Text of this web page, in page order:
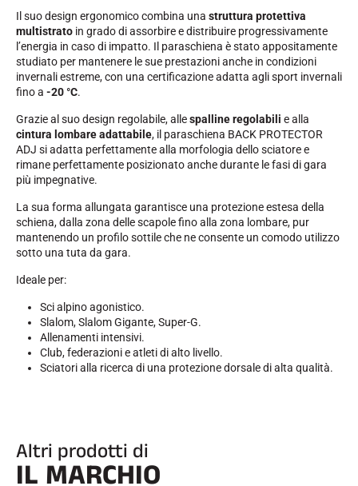
Il suo design ergonomico combina una struttura protettiva
multistrato in grado di assorbire e distribuire progressivamente
l’energia in caso di impatto. Il paraschiena è stato appositamente
studiato per mantenere le sue prestazioni anche in condizioni
invernali estreme, con una certificazione adatta agli sport invernali
fino a -20 °C.
Grazie al suo design regolabile, allespalline regolabili e alla
cintura lombare adattabile, il paraschiena BACK PROTECTOR
ADJ si adatta perfettamente alla morfologia dello sciatore e
rimane perfettamente posizionato anche durante le fasi di gara
più impegnative.
La sua forma allungata garantisce una protezione estesa della
schiena, dalla zona delle scapole fino alla zona lombare, pur
mantenendo un profilo sottile che ne consente un comodo utilizzo
sotto una tuta da gara.
Ideale per:
Sci alpino agonistico.
Slalom, Slalom Gigante, Super-G.
Allenamenti intensivi.
Club, federazioni e atleti di alto livello.
Sciatori alla ricerca di una protezione dorsale di alta qualità.
Altri prodotti di
IL MARCHIO